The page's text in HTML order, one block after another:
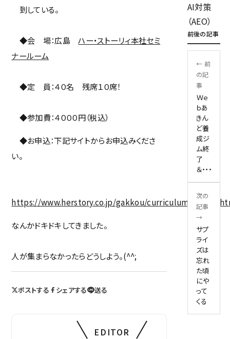
到している。
◆会 場：広島ハー・ストーリィ本社セミ
ナールーム
◆定 員：４０名 残席１０席！
◆参加費：４０００円（税込）
◆お申込：下記サイトからお申込みくださ
い。
https://www.herstory.co.jp/gakkou/curriculum/
なんかドキドキしてきました。
人が集まらなかったらどうしよう。(^^;
ポストする シェアする 送る
EDITOR
AI対策
（AEO）
前後の記事
← 前
の記
事
Ｗｅ
ｂあ
きん
ど養
成ジ
ム終
了
＆・・・
次の
記事
→
サプ
ライ
ズは
忘れ
た頃
にや
って
くる